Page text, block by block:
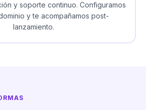
y soporte continuo. Configuramos
y te acompañamos post-
lanzamiento.